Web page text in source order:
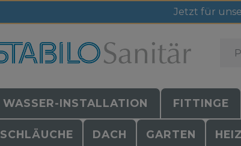
Jetzt für
WASSER-INSTALLATION FITTINGE
SCHLÄUCHE DACH GARTEN